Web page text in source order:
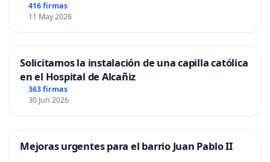
416 firmas
11 May 2026
Solicitamos la instalación de una capilla católica
en el Hospital de Alcañiz
363 firmas
30 Jun 2026
Mejoras urgentes para el barrio Juan Pablo II